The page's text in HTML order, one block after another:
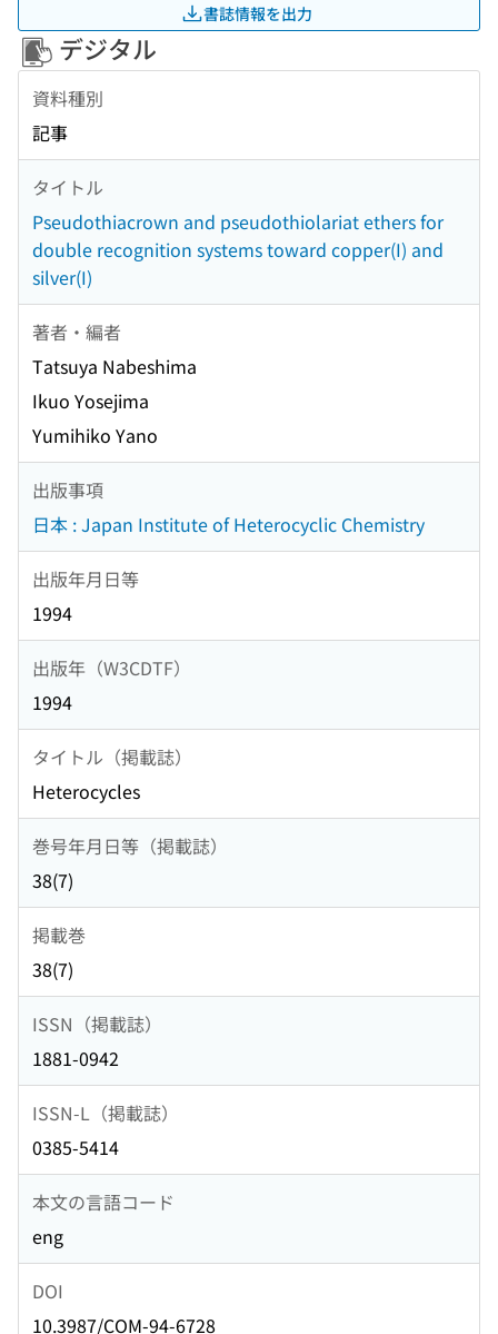
書誌情報を出力
デジタル
資料種別
記事
タイトル
Pseudothiacrown and pseudothiolariat ethers for
double recognition systems toward copper(I) and
silver(I)
著者・編者
Tatsuya Nabeshima
Ikuo Yosejima
Yumihiko Yano
出版事項
日本 : Japan Institute of Heterocyclic Chemistry
出版年月日等
1994
出版年（W3CDTF）
1994
タイトル（掲載誌）
Heterocycles
巻号年月日等（掲載誌）
38(7)
掲載巻
38(7)
ISSN（掲載誌）
1881-0942
ISSN-L（掲載誌）
0385-5414
本文の言語コード
eng
DOI
10.3987/COM-94-6728